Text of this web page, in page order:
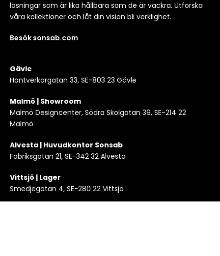
lösningar som är lika hållbara som de är vackra. Utforska
våra kollektioner och låt din vision bli verklighet.
Besök sonsab.com
Gävle
Hantverkargatan 33, SE-803 23 Gävle
Malmö | Showroom
Malmö Designcenter, Södra Skolgatan 39, SE-214 22
Malmö
Alvesta | Huvudkontor Sonsab
Fabriksgatan 21, SE-342 32 Alvesta
Vittsjö | Lager
Smedjegatan 4, SE-280 22 Vittsjö